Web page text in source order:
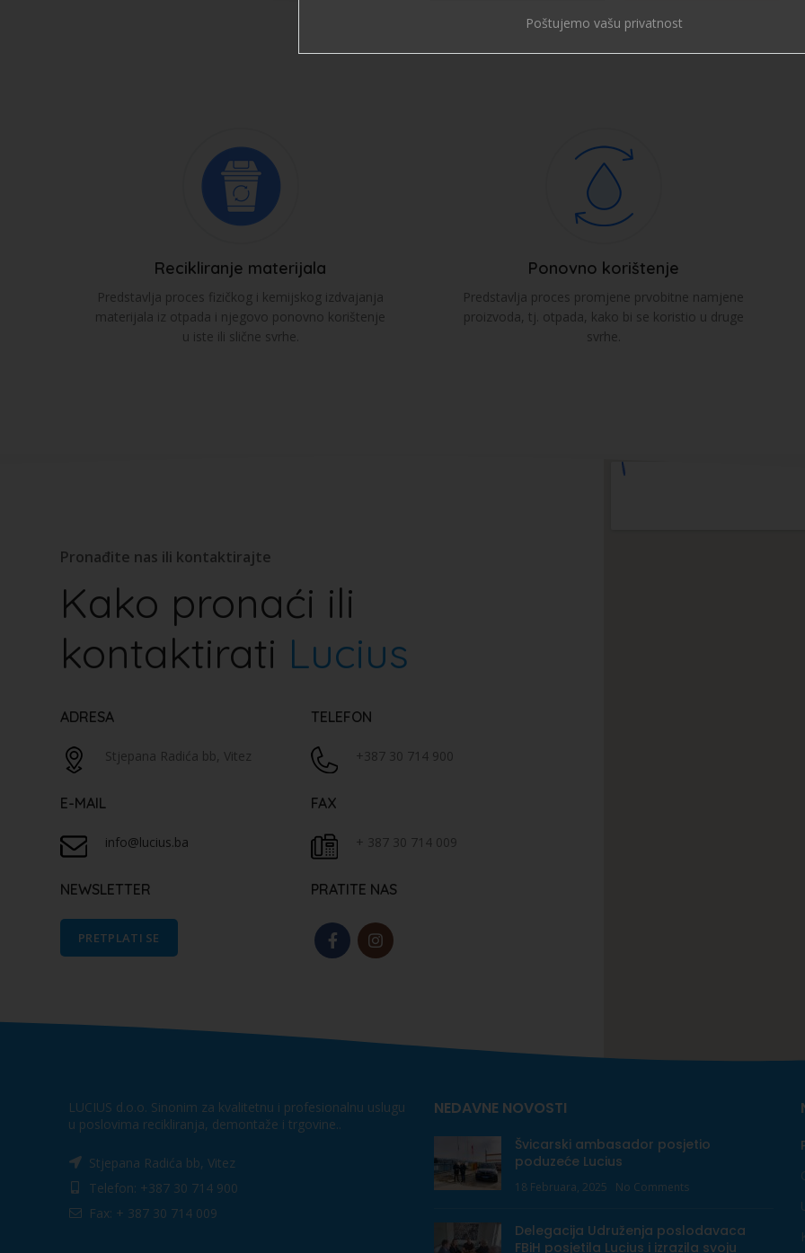
Recikliranje materijala
Predstavlja proces fizičkog i kemijskog izdvajanja
materijala iz otpada i njegovo ponovno korištenje
u iste ili slične svrhe.
Ponovno korištenje
Predstavlja proces promjene prvobitne namjene
proizvoda, tj. otpada, kako bi se koristio u druge
svrhe.
Pronađite nas ili kontaktirajte
Kako pronaći ili
kontaktirati Lucius
ADRESA
Stjepana Radića bb, Vitez
E-MAIL
info@lucius.ba
TELEFON
+387 30 714 900
FAX
+ 387 30 714 009
NEWSLETTER
PRETPLATI SE
PRATITE NAS
LUCIUS d.o.o. Sinonim za kvalitetnu i profesionalnu uslugu
u poslovima recikliranja, demontaže i trgovine..
Stjepana Radića bb, Vitez
Telefon: +387 30 714 900
Fax: + 387 30 714 009
NEDAVNE NOVOSTI
Švicarski ambasador posjetio
poduzeće Lucius
18 Februara, 2025 No Comments
Delegacija Udruženja poslodavaca
FBiH posjetila Lucius i izrazila svoju
Poštujemo vašu privatnost